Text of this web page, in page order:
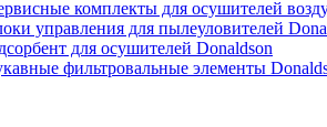
комплекты для осушителей
управления для пылеуловителей
для осушителей Donaldson
фильтровальные элементы